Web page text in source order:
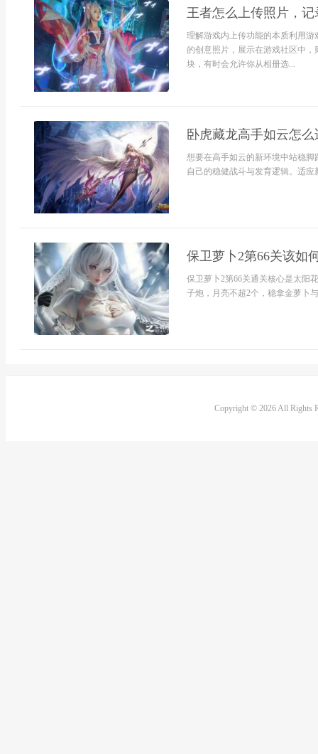
王者怎么上传照片，
理解游戏内上传功能的本质利用
的创意照片，展示在游戏社区中，
块，有时会允许你从相册选...
卧虎藏龙高手如云怎
想要在高手如云的新环境中站稳
自己的稳健战斗与发育逻辑。适
保卫萝卜2第66关该如
保卫萝卜2第66关通关核心是太阳
子炮，月亮不超2个，稳拿金萝卜
Copyright © 2026 All Rights